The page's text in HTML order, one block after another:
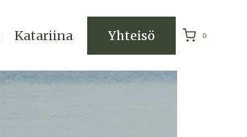
Katariina Yhteisö 0